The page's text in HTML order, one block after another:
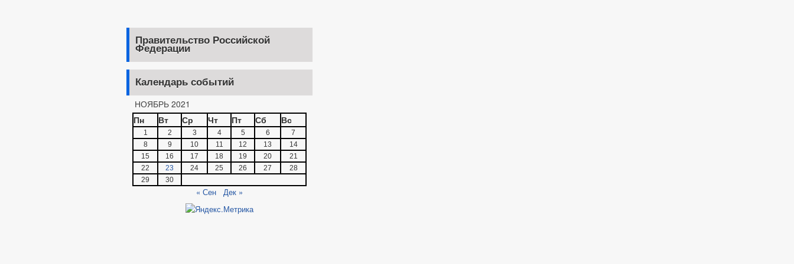
Правительство Российской
Федерации
Календарь событий
НОЯБРЬ 2021
Пн
Вт Ср Чт Пт Сб Вс
1 2 3 4 5 6
7
8
9 10 11 12 13
14
15
16 17 18 19 20
21
22
23 24 25 26 27
28
29
30
« Сен Дек »